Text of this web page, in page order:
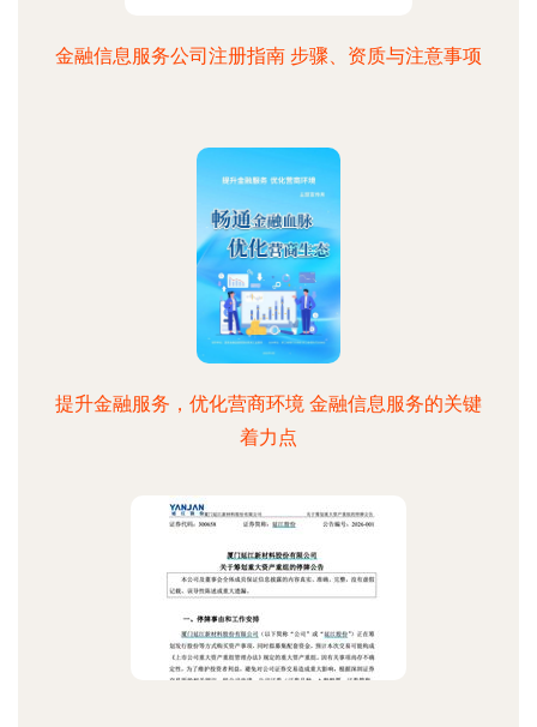
金融信息服务公司注册指南 步骤、资质与注意事项
提升金融服务，优化营商环境 金融信息服务的关键
着力点